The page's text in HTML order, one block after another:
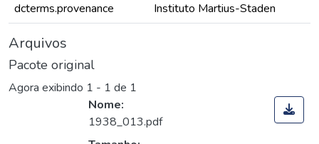
dcterms.provenance
Instituto Martius-Staden
Arquivos
Pacote original
Agora exibindo 1 - 1 de 1
Nome:
1938_013.pdf